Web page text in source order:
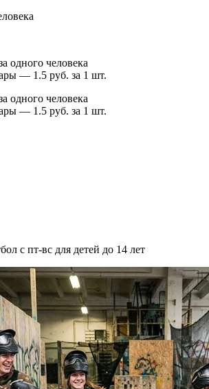
одного человека
— 1.5 руб. за 1 шт.
одного человека
— 1.5 руб. за 1 шт.
с пт-вс для детей до 14 лет